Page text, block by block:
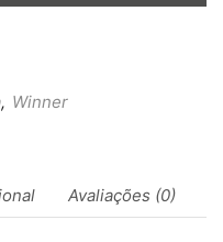
, Winner
Avaliações (0)